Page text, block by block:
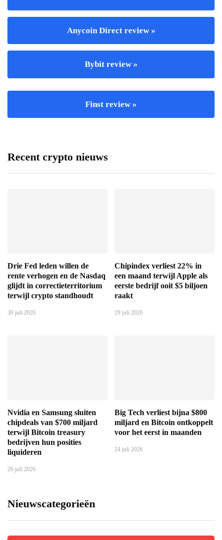
Anycoin Direct review »
Bybit review »
Finst review »
Recent crypto nieuws
Drie Fed leden willen de
rente verhogen en de Nasdaq
glijdt in correctieterritorium
terwijl crypto standhoudt
30 juli 2026
Chipindex verliest 22% in
een maand terwijl Apple als
eerste bedrijf ooit $5 biljoen
raakt
29 juli 2026
Nvidia en Samsung sluiten
chipdeals van $700 miljard
terwijl Bitcoin treasury
bedrijven hun posities
liquideren
26 juli 2026
Big Tech verliest bijna $800
miljard en Bitcoin ontkoppelt
voor het eerst in maanden
24 juli 2026
Nieuwscategorieën